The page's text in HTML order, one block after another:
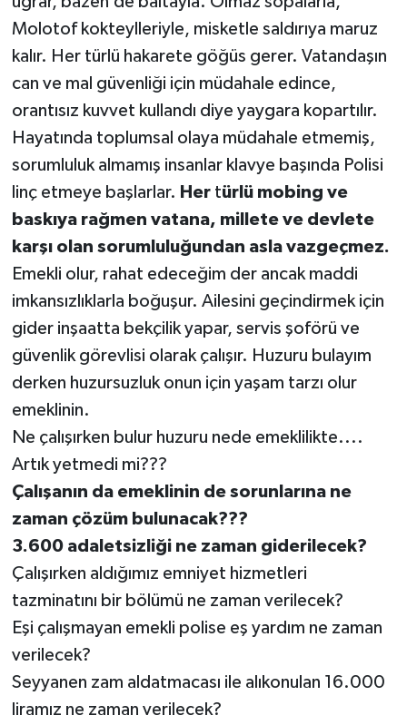
Molotof kokteylleriyle, misketle saldırıya maruz
kalır. Her türlü hakarete göğüs gerer. Vatandaşın
can ve mal güvenliği için müdahale edince,
orantısız kuvvet kullandı diye yaygara kopartılır.
Hayatında toplumsal olaya müdahale etmemiş,
sorumluluk almamış insanlar klavye başında Polisi
linç etmeye başlarlar. Hertürlü mobing ve
baskıya rağmen vatana, millete ve devlete
karşı olan sorumluluğundan asla vazgeçmez.
Emekli olur, rahat edeceğim der ancak maddi
imkansızlıklarla boğuşur. Ailesini geçindirmek için
gider inşaatta bekçilik yapar, servis şoförü ve
güvenlik görevlisi olarak çalışır. Huzuru bulayım
derken huzursuzluk onun için yaşam tarzı olur
emeklinin.
Ne çalışırken bulur huzuru nede emeklilikte....
Artık yetmedi mi???
Çalışanın da emeklinin de sorunlarına ne
zaman çözüm bulunacak???
3.600 adaletsizliği ne zaman giderilecek?
Çalışırken aldığımız emniyet hizmetleri
tazminatını bir bölümü ne zaman verilecek?
Eşi çalışmayan emekli polise eş yardım ne zaman
verilecek?
Seyyanen zam aldatmacası ile alıkonulan 16.000
liramız ne zaman verilecek?